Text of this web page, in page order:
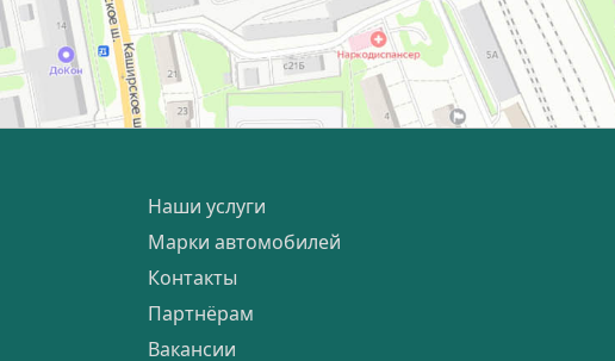
Наши услуги
Марки автомобилей
Контакты
Партнёрам
Вакансии